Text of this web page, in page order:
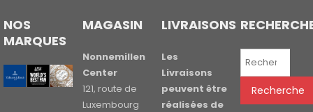
NOS
MARQUES
MAGASIN
Nonnemillen
Center
121, route de
Luxembourg
LIVRAISONS
Les
Livraisons
peuvent être
réalisées de
Recherche
Recherche